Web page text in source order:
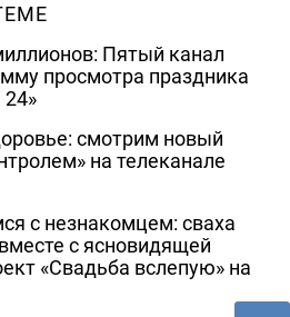
Пятый канал
просмотра праздника
смотрим новый
на телеканале
с незнакомцем: сваха
с ясновидящей
«Свадьба вслепую» на